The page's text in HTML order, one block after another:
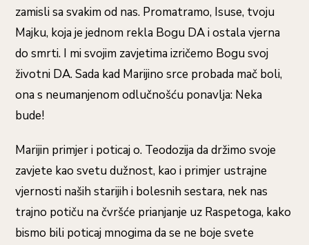
zamisli sa svakim od nas. Promatramo, Isuse, tvoju
Majku, koja je jednom rekla Bogu DA i ostala vjerna
do smrti. I mi svojim zavjetima izričemo Bogu svoj
životni DA. Sada kad Marijino srce probada mač boli,
ona s neumanjenom odlučnošću ponavlja: Neka
bude!
Marijin primjer i poticaj o. Teodozija da držimo svoje
zavjete kao svetu dužnost, kao i primjer ustrajne
vjernosti naših starijih i bolesnih sestara, nek nas
trajno potiču na čvršće prianjanje uz Raspetoga, kako
bismo bili poticaj mnogima da se ne boje svete